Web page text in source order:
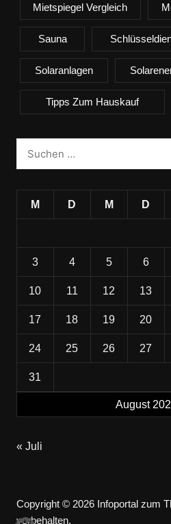
Mietspiegel Vergleich
Sauna
Solaranlagen
Tipps Zum Hauskauf
August
M D M D
3 4 5 6
10 11 12 13
17 18 19 20
24 25 26 27
31
« Juli
Copyright © 2026 Infoportal zum
vorbehalten.